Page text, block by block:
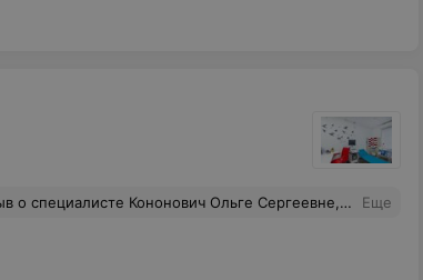
другого центра, был поставлен правильный диагноз и назначено соответствующее лечение! В плане внимания и доброжелательности, тоже к этому доктору у меня большой вопрос! Советую обращаться к более опытным специалистам! Еще